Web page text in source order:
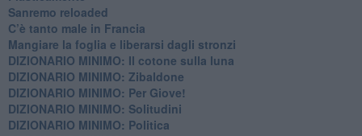
Sanremo reloaded
C’è tanto male in Francia
​Mangiare la foglia e liberarsi dagli stronzi
DIZIONARIO MINIMO: Il cotone sulla luna
DIZIONARIO MINIMO: Zibaldone
DIZIONARIO MINIMO: Per Giove!
DIZIONARIO MINIMO: Solitudini
DIZIONARIO MINIMO: Politica